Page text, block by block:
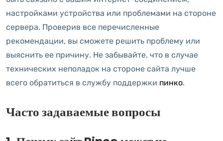
настройками устройства или проблемами на стороне
сервера. Проверив все перечисленные
рекомендации, вы сможете решить проблему или
выяснить ее причину. Не забывайте, что в случае
технических неполадок на стороне сайта лучше
всего обратиться в службу поддержки пинко.
Часто задаваемые вопросы